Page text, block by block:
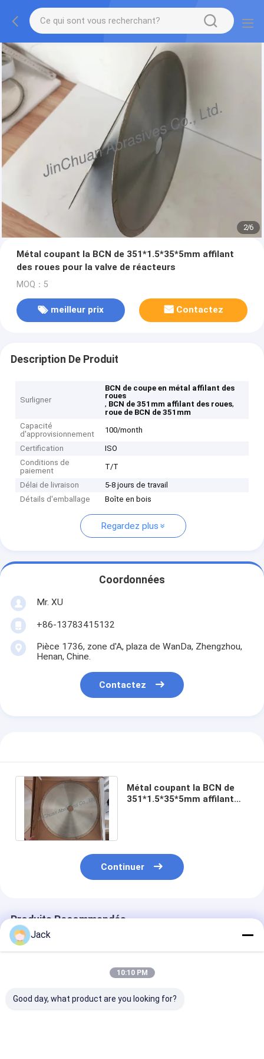
2/6
Métal coupant la BCN de 351*1.5*35*5mm affilant
des roues pour la valve de réacteurs
MOQ：5
meilleur prix Contactez
Description De Produit
Surligner
BCN de coupe en métal affilant des
roues
, BCN de 351mm affilant des roues,
roue de BCN de 351mm
Capacité
d'approvisionnement
100/month
Certification
ISO
Conditions de
paiement
T/T
Délai de livraison
5-8 jours de travail
Détails d'emballage
Boîte en bois
Regardez plus
Coordonnées
Mr. XU
+86-13783415132
Pièce 1736, zone d'A, plaza de WanDa, Zhengzhou,
Henan, Chine.
Contactez
Métal coupant la BCN de
351*1.5*35*5mm affilant
Continuer
Produits Recommandés
Jack
10:10 PM
Good day, what product are you looking for?